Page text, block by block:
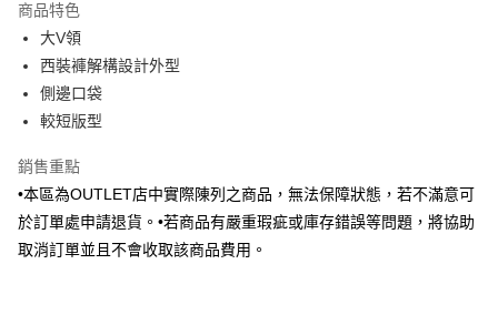
合作金庫商業銀行
華南商業銀行
上海商業儲蓄銀行
國泰世華商業銀行
臺灣中小企業銀行
聯邦商業銀行
元大商業銀行
永豐商業銀行
台新國際商業銀行
中國信託商業銀行
台灣樂天信用卡公司
6 期 0 利率 每期
華南商業銀行
上海商業儲蓄銀行
國泰世華商業銀行
匯豐（台灣）商業銀行
聯邦商業銀行
遠東國際商業銀行
元大商業銀行
永豐商業銀行
玉山商業銀行
LINE Pay
Apple Pay
悠遊付
Google Pay
商品特色
大V領
西裝褲解構設計外型
側邊口袋
較短版型
銷售重點
•本區為OUTLET店中實際陳列之商品，無法保障狀態，若不滿意可
於訂單處申請退貨。•若商品有嚴重瑕疵或庫存錯誤等問題，將協助
取消訂單並且不會收取該商品費用。